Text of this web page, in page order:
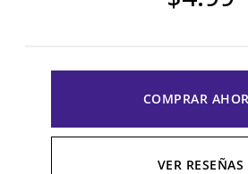
COMPRAR
VER RESEÑAS